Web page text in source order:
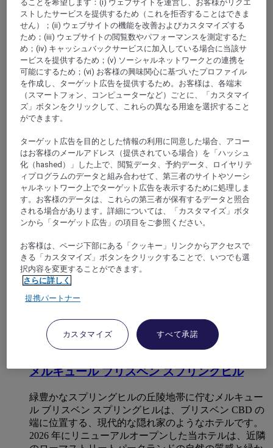
メルキュールブリスベンキングジョージスク
エア
クイーンストリートモール(ショッピング街)の徒歩圏
内にあるメルキュールブリスベンキングジョージスク
エアホテル(Mercure Brisbane King George Square hotel)
で、究極の快適さをご体験ください。洗練されつつも
ゆったりとくつろげる雰囲気の中、各種のサービスや
ン、カフェ、バー、各種設備の整ったジム、ブリスベ
ンのホテルでは最大級のカンファレンス / ミーティン
グスペースなどの施設があります。
3,9/5Rated 3,9 of 5
スプリングヒル, オーストラリア
メルキュール ブリスベン スプリングヒル
緑豊かなスプリングヒルの丘陵地帯に佇むメルキュー
ル ブリスベン スプリングヒルは、ブリスベン CBD の
端に位置する、現代的な隠れ家のようなホテルです。
2026 年にリニューアルオープンした当ホテルは、近隣
ることを希望します：(i) ウェブサイトを運営し、お客様がリクエ
ストしたサービスを提供するため（これを拒否することはできま
せん）；(ii) ウェブサイトの機能を改善およびカスタマイズする
ため；(iii) ウェブサイトの閲覧数やパフォーマンスを測定するた
め；(iv) キャッシュバックサービスに加入している場合に当該サ
ービスを提供するため；(v) ソーシャルネットワークとの連携を
可能にするため；(vi) お客様の興味関心に基づいたプロファイル
を作成し、ターゲット広告を提供するため。お客様は、各端末
（スマートフォン、コンピューターなど）ごとに、「カスタマイ
ズ」ボタンをクリックして、これらの異なる用途を選択すること
ができます。
ターゲット広告を目的とした情報の利用に同意した場合、アコー
はお客様のメールアドレス（提供されている場合）を「ハッシュ
化（hashed）」した上で、閲覧データ、予約データ、ロイヤリテ
ィプログラムのデータと組み合わせて、第三者のサイトやソーシ
ャルネットワーク上でターゲット広告を表示するために処理しま
す。お客様のデータは、これらの第三者が保有するデータと照合
される場合があります。詳細については、「カスタマイズ」ボタ
ンから「ターゲット広告」の項目をご参照ください。
お客様は、ページ下部にある「クッキー」リンクからアクセスで
きる「カスタマイズ」ボタンをクリックすることで、いつでも選
択内容を変更することができます。
さらに詳しく
提携パートナー
カスタマイズ すべて承諾